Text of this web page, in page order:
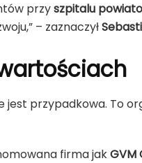
przyszpitalu
– zaznaczył
jest przypadkowa. To
firma jakGVM